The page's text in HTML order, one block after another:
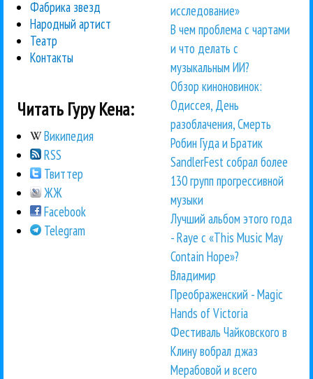
Фабрика звезд
Народный артист
Театр
Контакты
Читать Гуру Кена:
Википедия
RSS
Твиттер
ЖЖ
Facebook
Telegram
исследование»
В чем проблема с чартами
и что делать с
музыкальным ИИ?
Обзор киноновинок:
Одиссея, День
разоблачения, Смерть
Робин Гуда и Братик
SandlerFest собрал более
130 групп прогрессивной
музыки
Лучший альбом этого года
- Raye с «This Music May
Contain Hope»?
Владимир
Преображенский - Magic
Hands of Victoria
Фестиваль Чайковского в
Клину вобрал джаз
Мерабовой и всего